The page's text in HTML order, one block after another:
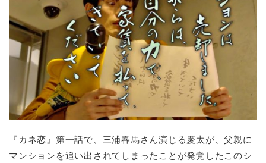
『カネ恋』第一話で、三浦春馬さん演じる慶太が、父親に
マンションを追い出されてしまったことが発覚したこのシ